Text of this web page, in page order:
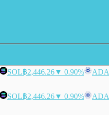
SOL฿2,446.26▼ 0.90% ADA
SOL฿2,446.26▼ 0.90% ADA